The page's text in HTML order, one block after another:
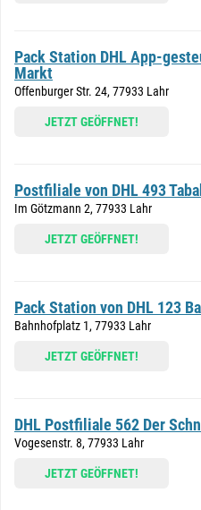
Pack Station DHL App-
Markt
Offenburger Str. 24, 77933 Lahr
JETZT GEÖFFNET!
Postfiliale von DHL 493
Im Götzmann 2, 77933 Lahr
JETZT GEÖFFNET!
Pack Station von DHL 123
Bahnhofplatz 1, 77933 Lahr
JETZT GEÖFFNET!
DHL Postfiliale 562 Der
Vogesenstr. 8, 77933 Lahr
JETZT GEÖFFNET!